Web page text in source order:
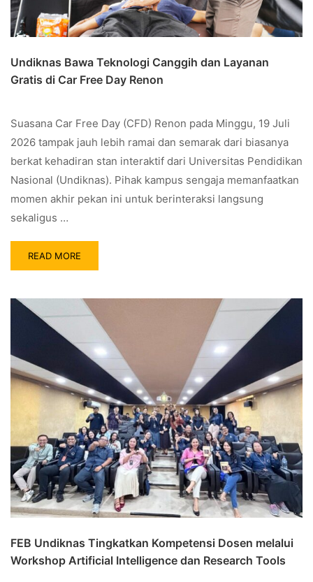
Undiknas Bawa Teknologi Canggih dan Layanan
Gratis di Car Free Day Renon
Suasana Car Free Day (CFD) Renon pada Minggu, 19 Juli
2026 tampak jauh lebih ramai dan semarak dari biasanya
berkat kehadiran stan interaktif dari Universitas Pendidikan
Nasional (Undiknas). Pihak kampus sengaja memanfaatkan
momen akhir pekan ini untuk berinteraksi langsung
sekaligus …
READ MORE
FEB Undiknas Tingkatkan Kompetensi Dosen melalui
Workshop Artificial Intelligence dan Research Tools